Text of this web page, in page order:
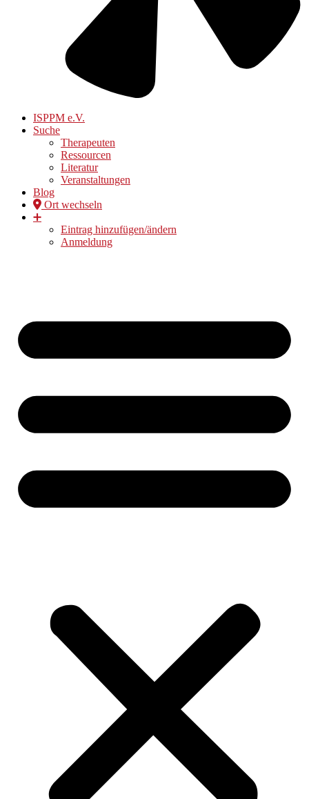
ISPPM e.V.
Suche
Therapeuten
Ressourcen
Literatur
Veranstaltungen
Blog
Ort wechseln
➕
Eintrag hinzufügen/ändern
Anmeldung